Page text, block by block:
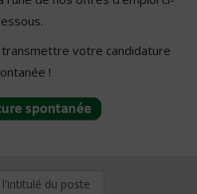
transmettre votre candidature
!